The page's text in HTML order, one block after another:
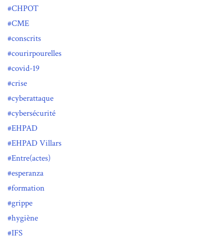
CHPOT
CME
conscrits
courirpourelles
covid-19
crise
cyberattaque
cybersécurité
EHPAD
EHPAD Villars
Entre(actes)
esperanza
formation
grippe
hygiène
IFS